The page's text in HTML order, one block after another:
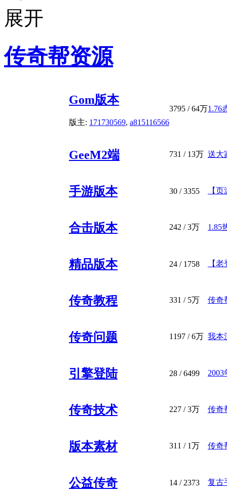
传奇帮资源
Gom版本
版主: 171730569, a815116566
3795 /64万1.76
GeeM2端 731 / 13万 送大
手游版本 30 / 3355 【
合击版本 242 /3万 1.85
精品版本 24 / 1758 【
传奇教程 331 / 5万 传奇
传奇问题 1197 /6万 我本
引擎登陆 28 / 6499
传奇技术 227 /3万 传奇
版本素材 311 / 1万 传奇
公益传奇 14 / 2373 复古